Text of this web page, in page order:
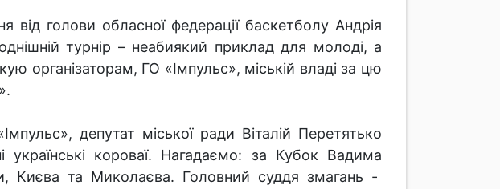
голови обласної федерації баскетболу Андрія
турнір – неабиякий приклад для молоді, а
організаторам, ГО «Імпульс», міській владі за цю
депутат міської ради Віталій Перетятько
короваї. Нагадаємо: за Кубок Вадима
Києва та Миколаєва. Головний суддя змагань -